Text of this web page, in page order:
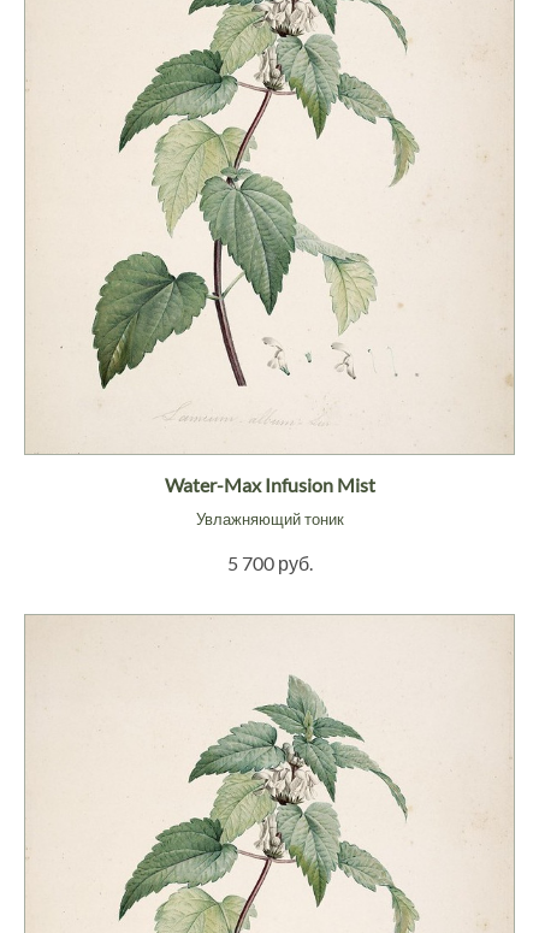
Water-Max Infusion Mist
Увлажняющий тоник
5 700 руб.